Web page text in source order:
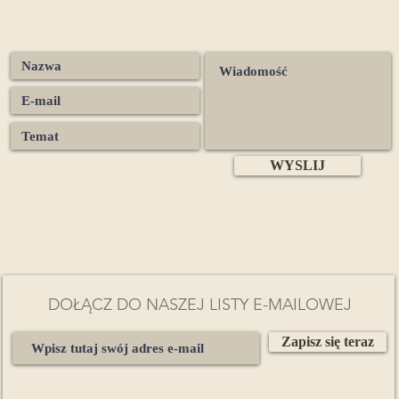
Gdy przejdziesz przez ten proces, kluczem jest zaufanie
że poradzisz sobie z objawieniami i zaufanie, że to
służy najwyższemu, największemu, ziemskiemu dobru.
Jeśli doświadczasz czasu, w którym część ciebie umiera – sposób
widzenia rzeczy, przywiązanie, sen – wiedz, że odrodzenie i nowe
wyzwolenie są bliskie.
odpowiada za poczucie jedności z Wszechświatem, poczucie
Odpowiada za duchowy aspekt ludzkiej egzystencji i kontakt z
Otwiera na odnalezienie wewnętrznego poczucia
WYSLIJ
DOŁĄCZ DO NASZEJ LISTY E-MAILOWEJ
Zapisz się teraz